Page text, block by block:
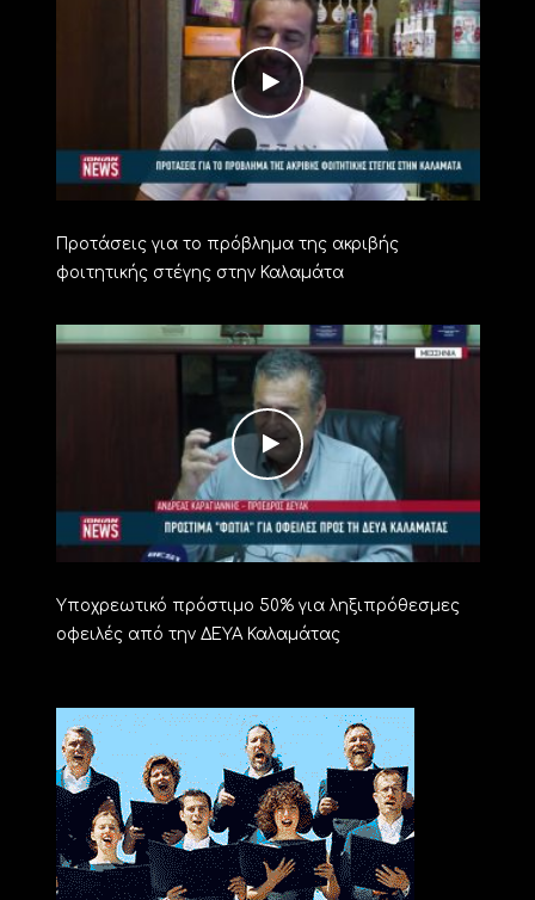
Προτάσεις για το πρόβλημα της ακριβής
φοιτητικής στέγης στην Καλαμάτα
Υποχρεωτικό πρόστιμο 50% για ληξιπρόθεσμες
οφειλές από την ΔΕΥΑ Καλαμάτας